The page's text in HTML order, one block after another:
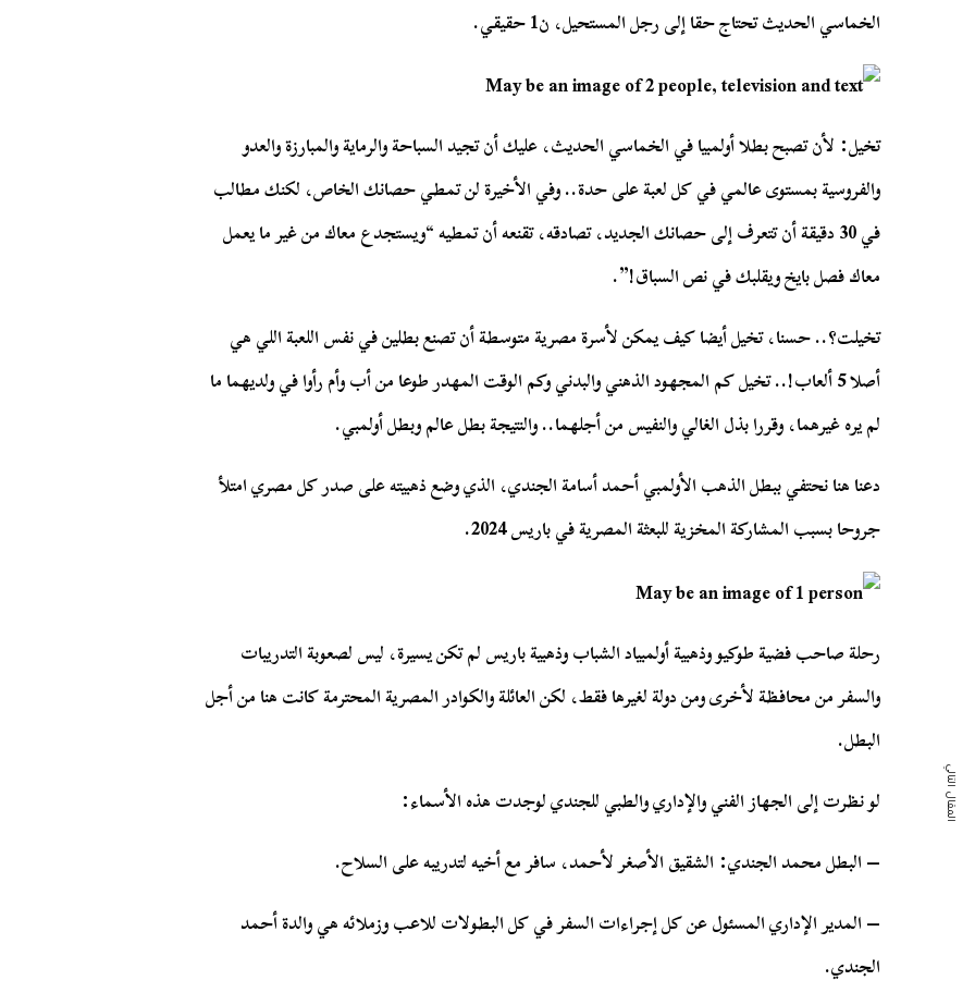
الخماسي الحديث تحتاج حقا إلى رجل المستحيل، ن1حقيقي.
تخيل: لأن تصبح بطلا أولمبيا في الخماسي الحديث، عليك أن تجيد السباحة والرماية والمبارزة والعدو
والفروسية بمستوى عالمي في كل لعبة على حدة..وفي الأخيرة لن تمطي حصانك الخاص، لكنك مطالب
في30دقيقة أن تتعرف إلى حصانك الجديد، تصادقه، تقنعه أن تمطيه “ويستجدع معاك من غير ما يعمل
معاك فصل بايخ ويقلبك في نص السباق!”.
تخيلت؟..حسنا، تخيل أيضا كيف يمكن لأسرة مصرية متوسطة أن تصنع بطلين في نفس اللعبة اللي هي
أصلا5ألعاب!..تخيل كم المجهود الذهني والبدني وكم الوقت المهدر طوعا من أب وأم رأوا في ولديهما ما
لم يره غيرهما، وقررا بذل الغالي والنفيس من أجلهما..والنتيجة بطل عالم وبطل أولمبي.
دعنا هنا نحتفي ببطل الذهب الأولمبي أحمد أسامة الجندي، الذي وضع ذهبيته على صدر كل مصري امتلأ
جروحا بسبب المشاركة المخزية للبعثة المصرية في باريس2024.
رحلة صاحب فضية طوكيو وذهبية أولمبياد الشباب وذهبية باريس لم تكن يسيرة، ليس لصعوبة التدريبات
والسفر من محافظة لأخرى ومن دولة لغيرها فقط، لكن العائلة والكوادر المصرية المحترمة كانت هنا من أجل
البطل.
لو نظرت إلى الجهاز الفني والإداري والطبي للجندي لوجدت هذه الأسماء:
–البطل محمد الجندي: الشقيق الأصغر لأحمد، سافر مع أخيه لتدريبه على السلاح.
–المدير الإداري المسئول عن كل إجراءات السفر في كل البطولات للاعب وزملائه هي والدة أحمد
الجندي.
المقال التالي